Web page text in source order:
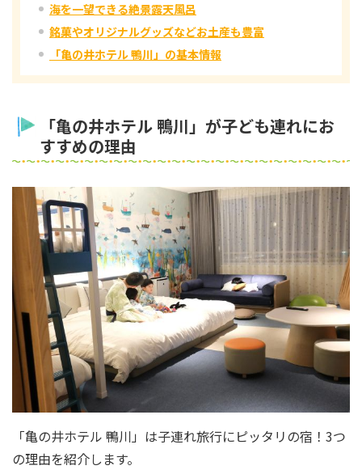
海を一望できる絶景露天風呂
銘菓やオリジナルグッズなどお土産も豊富
「亀の井ホテル 鴨川」の基本情報
「亀の井ホテル 鴨川」が子ども連れにお
すすめの理由
「亀の井ホテル 鴨川」は子連れ旅行にピッタリの宿！3つ
の理由を紹介します。